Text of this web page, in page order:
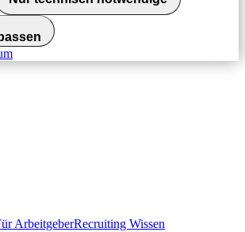
ArbeitgeberRecruiting Wissen